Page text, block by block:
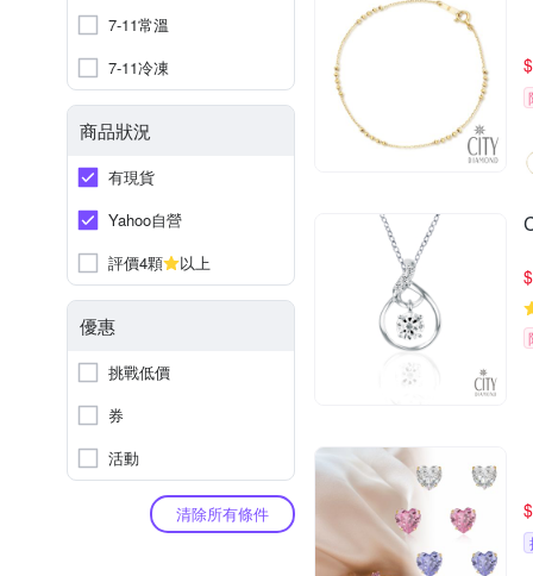
7-11常溫
7-11冷凍
商品狀況
有現貨
Yahoo自營
評價4顆
以上
優惠
挑戰低價
券
活動
清除所有條件
$
$
$